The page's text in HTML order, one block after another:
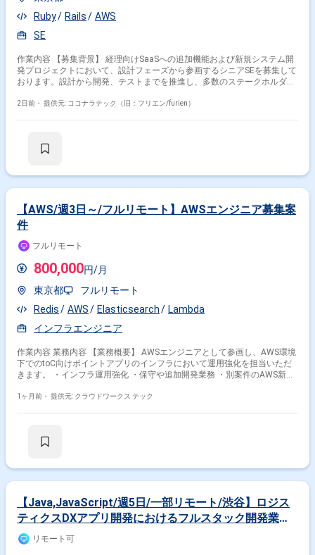
Ruby
Rails
AWS
SE
作業内容 【募集背景】 経理向けSaaSへの追加機能および新規システム開
発プロジェクトにおいて、設計フェーズから参画するシニアSEを募集して
おります。設計から開発、テストまでを推進し、多数のステークホルダー
ます。 【作業内容】 設計課題ドキュメントの作成・管理（課題の整理・
検証・PoCを実施していただきます。プロダクトチームや関係各社との仕
方を求めております。実装だけでなく、ドキュメントや資料作成、関係者
調整もプロジェクトの価値と捉えられる方を歓迎いたします。顧客および
チーム双方と丁寧に連携し、多数の関係者を尊重しながら進められる方を
想定しております。ドメイン知識や業務ロジックを素早くキャッチアップ
し、設計に落とし込める方、品質課題やボトルネックを自発的に発見し、
解決までの道筋を示せる方にご活躍いただけます。 【ポジションの魅力】
経理向けSaaSの追加機能および新規システム開発において、設計フェーズ
からテストまで一貫して関わることができるポジションです。多数のステ
ークホルダーと連携しながら、設計品質の担保とプロジェクト推進を主導
する経験を積むことができます。Ruby on RailsやAWS、生成AIを活用した
携わることができます。 【開発環境】 バックエンドはGo、Ruby on
どを利用しております。フロントエンドはTypeScript、React、Redux、
styled-components、Storybook、Webpackなどを利用しております。イン
フラはAWS（EC2、RDS、ElastiCache、S3、ElasticsearchService、
Yardなどを利用しております。その他、GitHub、Slack、JIRA、Notionな
2日前・ 提供元: ココナラテック（旧：フリエン/furien）
【AWS/週3日～/フルリモート】AWSエンジニア募集案
件
フルリモート
800,000円/月
東京都
フルリモート
Redis
AWS Elasticsearch
Lambda
インフラエンジニア
作業内容 業務内容 【業務概要】 AWSエンジニアとして参画し、AWS環境
下でのtoC向けポイントアプリのインフラにおいて運用強化を担当いただ
きます。 ・インフラ運用強化 ・保守や追加開発業務 ・別案件のAWS新規
境・ツール◆ ・インフラ環境：AWS(ECS・Lambda) ・検索基盤：
1ヶ月前・ 提供元: クラウドワークス テック
【Java,JavaScript/週5日/一部リモート/渋谷】ロジス
ティクスDXアプリ開発におけるフルスタック開発業務
案件リモート可